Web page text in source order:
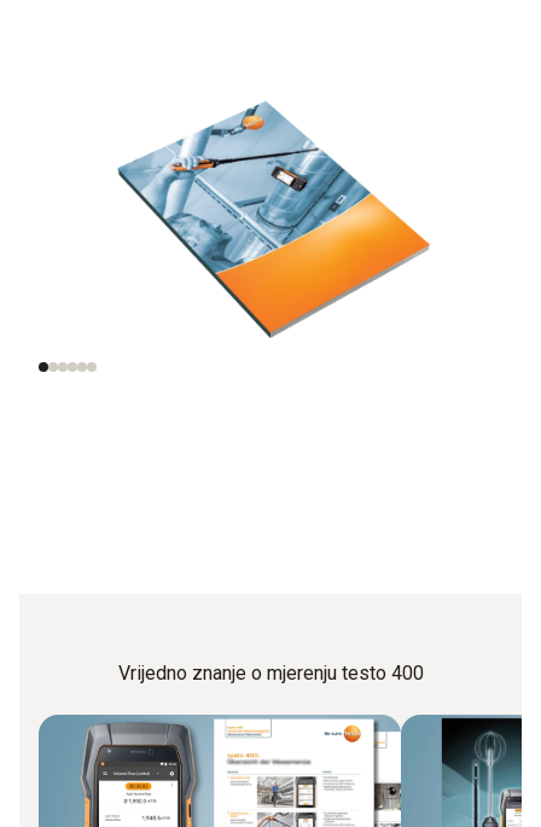
Važnost brzine zraka
Mjerenje točne
Vrijedno znanje o mjerenju testo 400